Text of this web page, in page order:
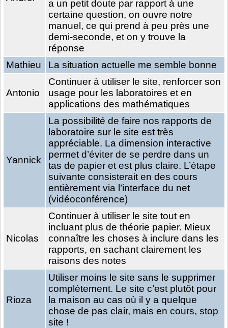
a un petit doute par rapport à une
certaine question, on ouvre notre
manuel, ce qui prend à peu près une
demi-seconde, et on y trouve la
réponse
Mathieu
La situation actuelle me semble bonne
Antonio
Continuer à utiliser le site, renforcer son
usage pour les laboratoires et en
applications des mathématiques
Yannick
La possibilité de faire nos rapports de
laboratoire sur le site est très
appréciable. La dimension interactive
permet d’éviter de se perdre dans un
tas de papier et est plus claire. L’étape
suivante consisterait en des cours
entièrement via l’interface du net
(vidéoconférence)
Nicolas
Continuer à utiliser le site tout en
incluant plus de théorie papier. Mieux
connaître les choses à inclure dans les
rapports, en sachant clairement les
raisons des notes
Rioza
Utiliser moins le site sans le supprimer
complètement. Le site c’est plutôt pour
la maison au cas où il y a quelque
chose de pas clair, mais en cours, stop
site !